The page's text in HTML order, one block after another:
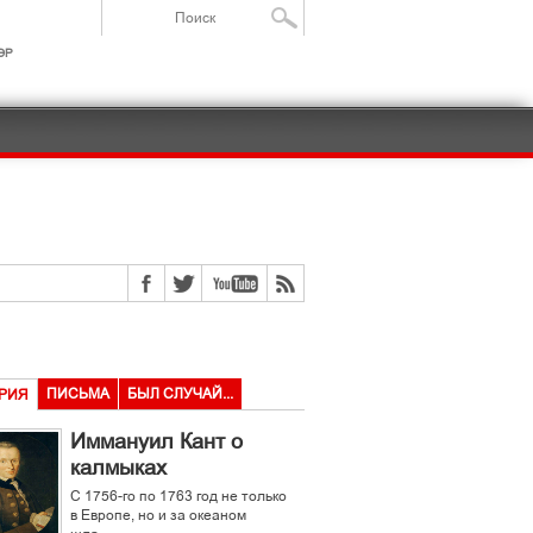
ПИСЬМА БЫЛ СЛУЧАЙ...
Иммануил Кант о
калмыках
С 1756-го по 1763 год не только
в Европе, но и за океаном